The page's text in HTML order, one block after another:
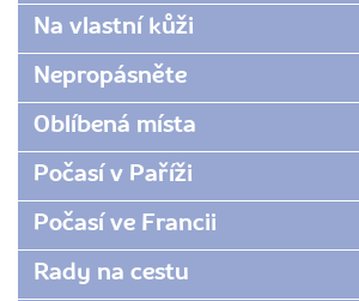
Na vlastní kůži
Nepropásněte
Oblíbená místa
Počasí v Paříži
Počasí ve Francii
Rady na cestu